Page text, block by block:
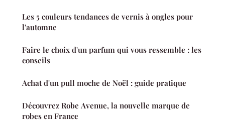
Les 5 couleurs tendances de vernis à ongles pour
l'automne
Faire le choix d'un parfum qui vous ressemble : les
conseils
Achat d'un pull moche de Noël : guide pratique
Découvrez Robe Avenue, la nouvelle marque de
robes en France